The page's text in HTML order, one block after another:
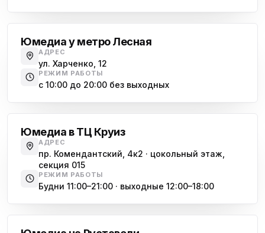
Юмедиа у метро Лесная
АДРЕС
ул. Харченко, 12
РЕЖИМ РАБОТЫ
с 10:00 до 20:00 без выходных
Юмедиа в ТЦ Круиз
АДРЕС
пр. Комендантский, 4к2 · цокольный этаж,
секция 015
РЕЖИМ РАБОТЫ
Будни 11:00–21:00 · выходные 12:00–18:00